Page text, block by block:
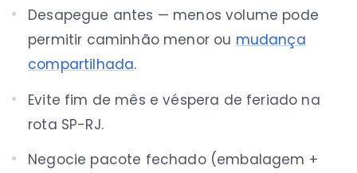
Desapegue antes — menos volume pode
permitir caminhão menor ou mudança
compartilhada.
Evite fim de mês e véspera de feriado na
rota SP-RJ.
Negocie pacote fechado (embalagem +